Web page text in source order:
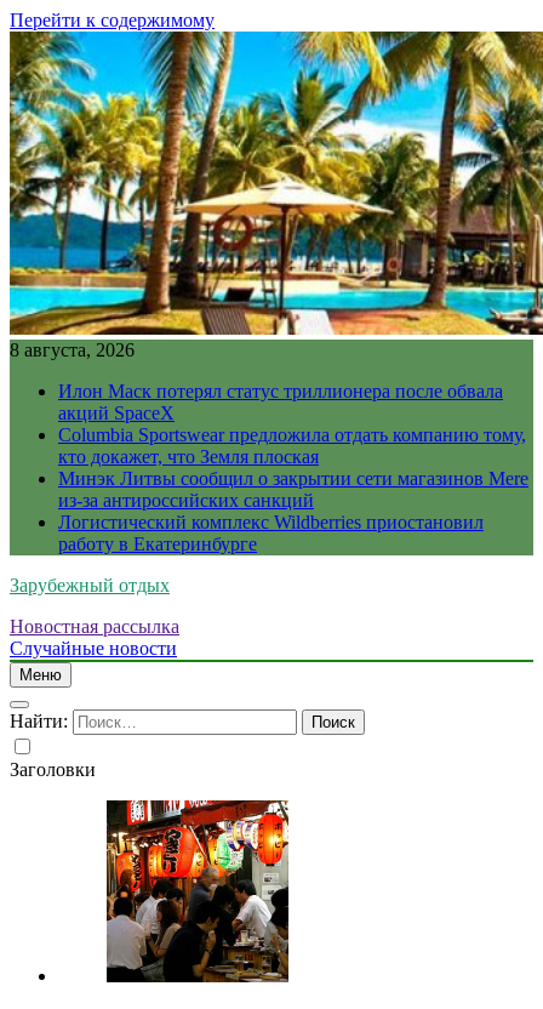
Перейти к содержимому
8 августа, 2026
Илон Маск потерял статус триллионера после обвала
акций SpaceX
Columbia Sportswear предложила отдать компанию тому,
кто докажет, что Земля плоская
Минэк Литвы сообщил о закрытии сети магазинов Mere
из-за антироссийских санкций
Логистический комплекс Wildberries приостановил
работу в Екатеринбурге
Зарубежный отдых
Новостная рассылка
Случайные новости
Меню
Найти:
Заголовки